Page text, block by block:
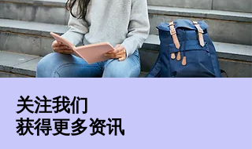
​关注我们
获得更多资讯